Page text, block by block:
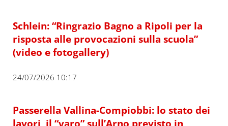
Schlein: “Ringrazio Bagno a Ripoli per la
risposta alle provocazioni sulla scuola”
(video e fotogallery)
24/07/2026 10:17
Passerella Vallina-Compiobbi: lo stato dei
lavori, il “varo” sull’Arno previsto in